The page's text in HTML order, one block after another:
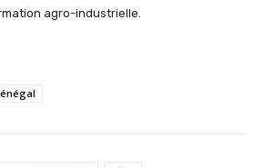
agro-industrielle.